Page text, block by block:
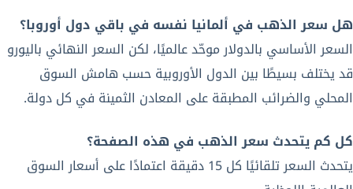
هل سعر الذهب في ألمانيا نفسه في باقي دول أوروبا؟
السعر الأساسي بالدولار موحّد عالميًا، لكن السعر النهائي باليورو
قد يختلف بسيطًا بين الدول الأوروبية حسب هامش السوق
المحلي والضرائب المطبقة على المعادن الثمينة في كل دولة.
كل كم يتحدث سعر الذهب في هذه الصفحة؟
يتحدث السعر تلقائيًا كل 15 دقيقة اعتمادًا على أسعار السوق